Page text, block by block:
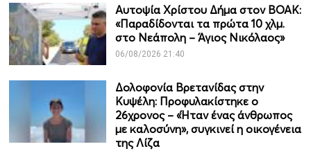
Αυτοψία Χρίστου Δήμα στον ΒΟΑΚ:
«Παραδίδονται τα πρώτα 10 χλμ.
στο Νεάπολη – Άγιος Νικόλαος»
06/08/2026 21:40
Δολοφονία Βρετανίδας στην
Κυψέλη: Προφυλακίστηκε ο
26χρονος – «Ήταν ένας άνθρωπος
με καλοσύνη», συγκινεί η οικογένεια
της Λίζα